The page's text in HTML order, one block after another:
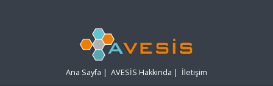
Ana Sayfa | AVESİS Hakkında | İletişim